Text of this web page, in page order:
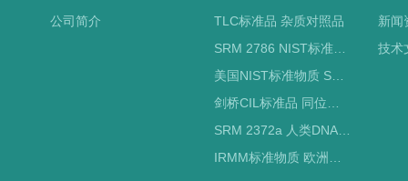
公司简介
TLC标准品 杂质对照品
SRM 2786 NIST标准物质 PM2.5标准品
美国NIST标准物质 SRM标准品
SRM 2372a 人类DNA定量标准品 NIST标准物质
新闻
技术